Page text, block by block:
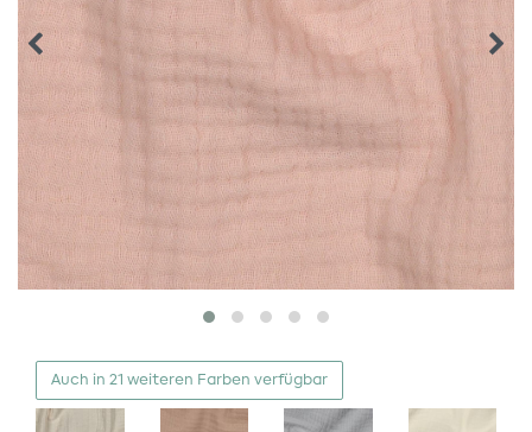
Auch in 21 weiteren Farben verfügbar